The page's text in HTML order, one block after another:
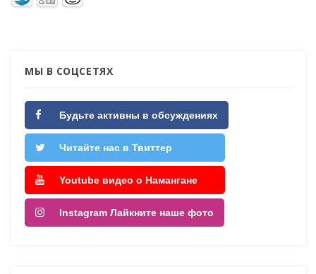
МЫ В СОЦСЕТЯХ
Будьте активны в обсуждениях
Читайте нас в Твиттер
Youtube видео о Намангане
Instagram Лайкните наше фото